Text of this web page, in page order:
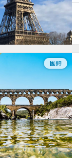
團體